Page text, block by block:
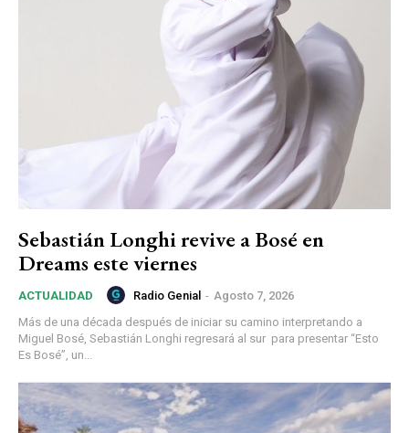
Sebastián Longhi revive a Bosé en
Dreams este viernes
ACTUALIDAD Radio Genial - Agosto 7, 2026
Más de una década después de iniciar su camino interpretando a
Miguel Bosé, Sebastián Longhi regresará al sur para presentar “Esto
Es Bosé”, un...